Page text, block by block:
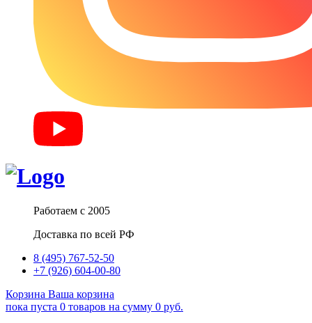
Работаем с 2005
Доставка по всей РФ
8 (495) 767-52-50
+7 (926) 604-00-80
Корзина Ваша корзина
пока пуста 0 товаров на сумму 0 руб.